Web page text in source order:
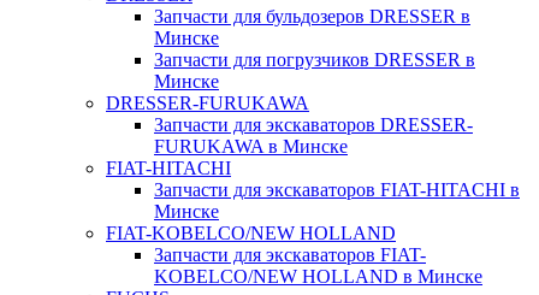
Запчасти для бульдозеров DRESSER в
Минске
Запчасти для погрузчиков DRESSER в
Минске
DRESSER-FURUKAWA
Запчасти для экскаваторов DRESSER-
FURUKAWA в Минске
FIAT-HITACHI
Запчасти для экскаваторов FIAT-HITACHI в
Минске
FIAT-KOBELCO/NEW HOLLAND
Запчасти для экскаваторов FIAT-
KOBELCO/NEW HOLLAND в Минске